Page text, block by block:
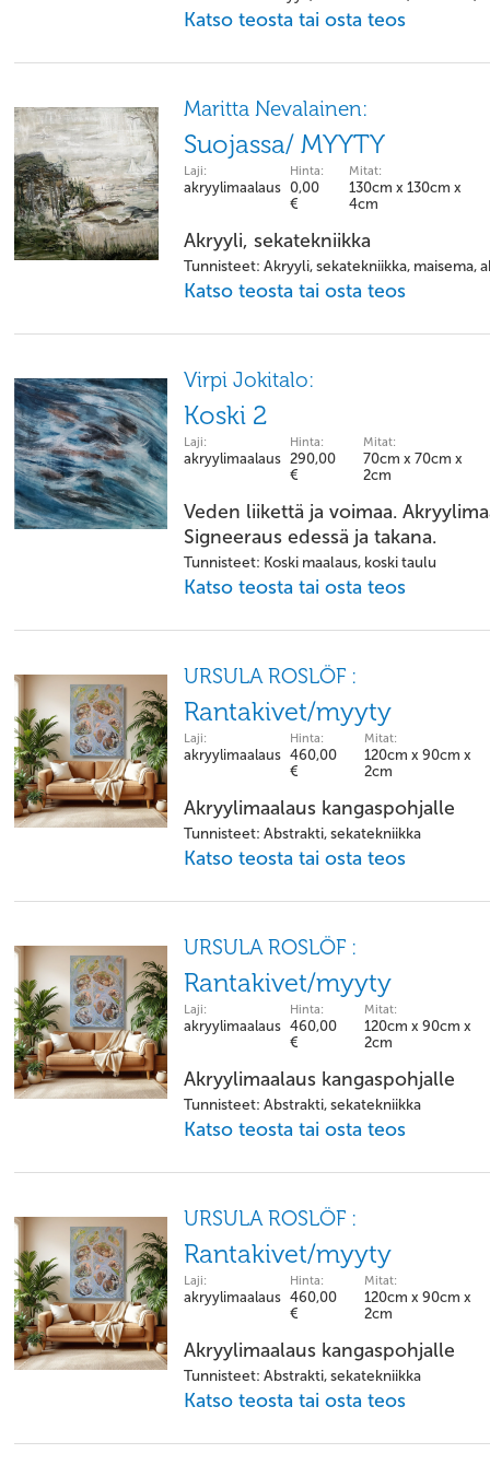
Katso teosta tai osta teos
Maritta Nevalainen:
Suojassa/ MYYTY
Laji:
akryylimaalaus
Hinta:
0,00
€
Mitat:
130cm x 130cm x
4cm
Akryyli, sekatekniikka
Tunnisteet: Akryyli, sekatekniikka, maisema,
Katso teosta tai osta teos
Virpi Jokitalo:
Koski 2
Laji:
akryylimaalaus
Hinta:
290,00
€
Mitat:
70cm x 70cm x
2cm
Veden liikettä ja voimaa.
Signeeraus edessä ja takana.
Tunnisteet: Koski maalaus, koski taulu
Katso teosta tai osta teos
URSULA ROSLÖF :
Rantakivet/myyty
Laji:
akryylimaalaus
Hinta:
460,00
€
Mitat:
120cm x 90cm x
2cm
Akryylimaalaus kangaspohjalle
Tunnisteet: Abstrakti, sekatekniikka
Katso teosta tai osta teos
URSULA ROSLÖF :
Rantakivet/myyty
Laji:
akryylimaalaus
Hinta:
460,00
€
Mitat:
120cm x 90cm x
2cm
Akryylimaalaus kangaspohjalle
Tunnisteet: Abstrakti, sekatekniikka
Katso teosta tai osta teos
URSULA ROSLÖF :
Rantakivet/myyty
Laji:
akryylimaalaus
Hinta:
460,00
€
Mitat:
120cm x 90cm x
2cm
Akryylimaalaus kangaspohjalle
Tunnisteet: Abstrakti, sekatekniikka
Katso teosta tai osta teos